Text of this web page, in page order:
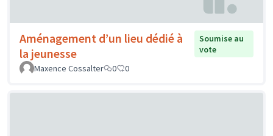
Aménagement d’un lieu dédié à
la jeunesse
Soumise au
vote
Maxence Cossalter
0 0